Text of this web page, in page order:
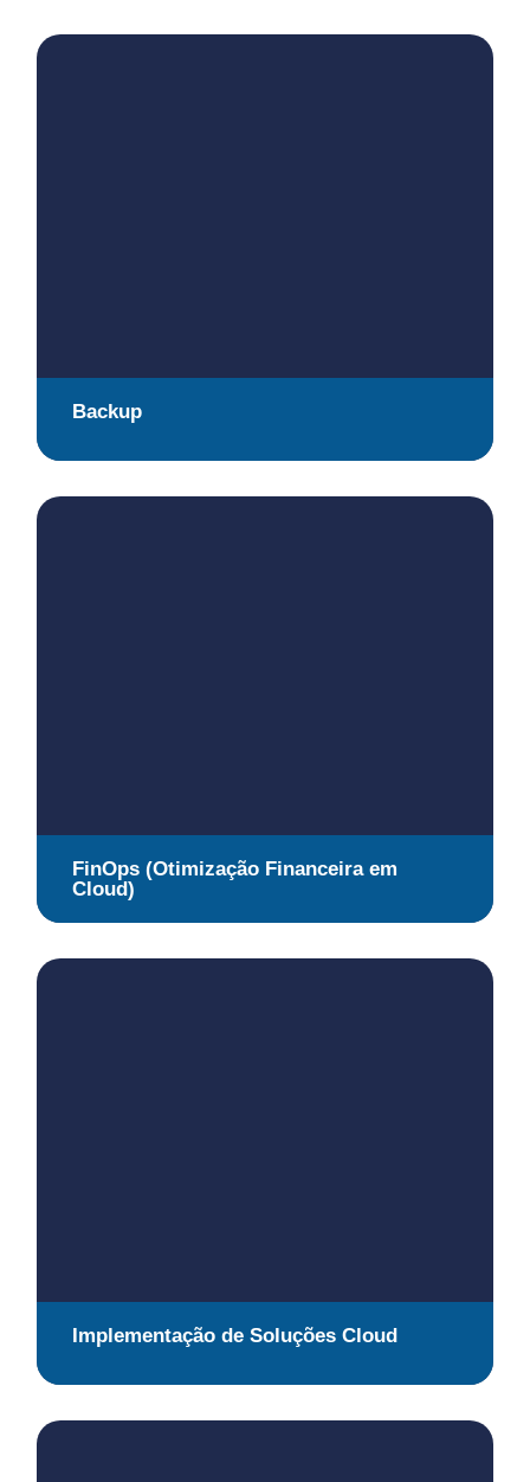
Backup
FinOps (Otimização Financeira em
Cloud)
Implementação de Soluções Cloud